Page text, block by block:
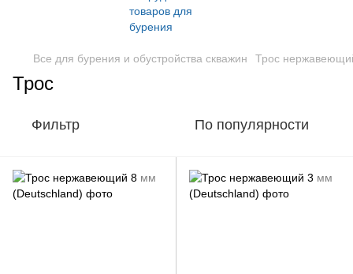
Все для бурения и обустройства скважин Трос
Трос
Фильтр По популярности